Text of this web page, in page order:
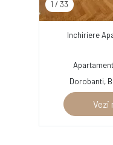
1 / 33
Inchiriere
Dorobanti,
Vezi